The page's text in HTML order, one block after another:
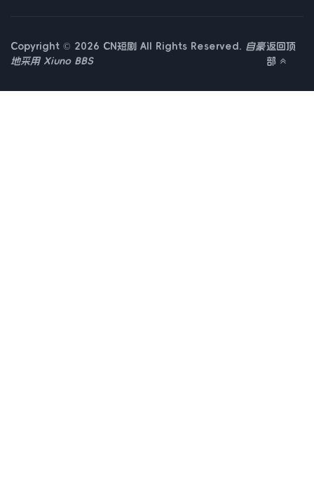
Copyright © 2026 CN短剧 All Rights Reserved.
自豪
地采用 Xiuno BBS
返回顶
部